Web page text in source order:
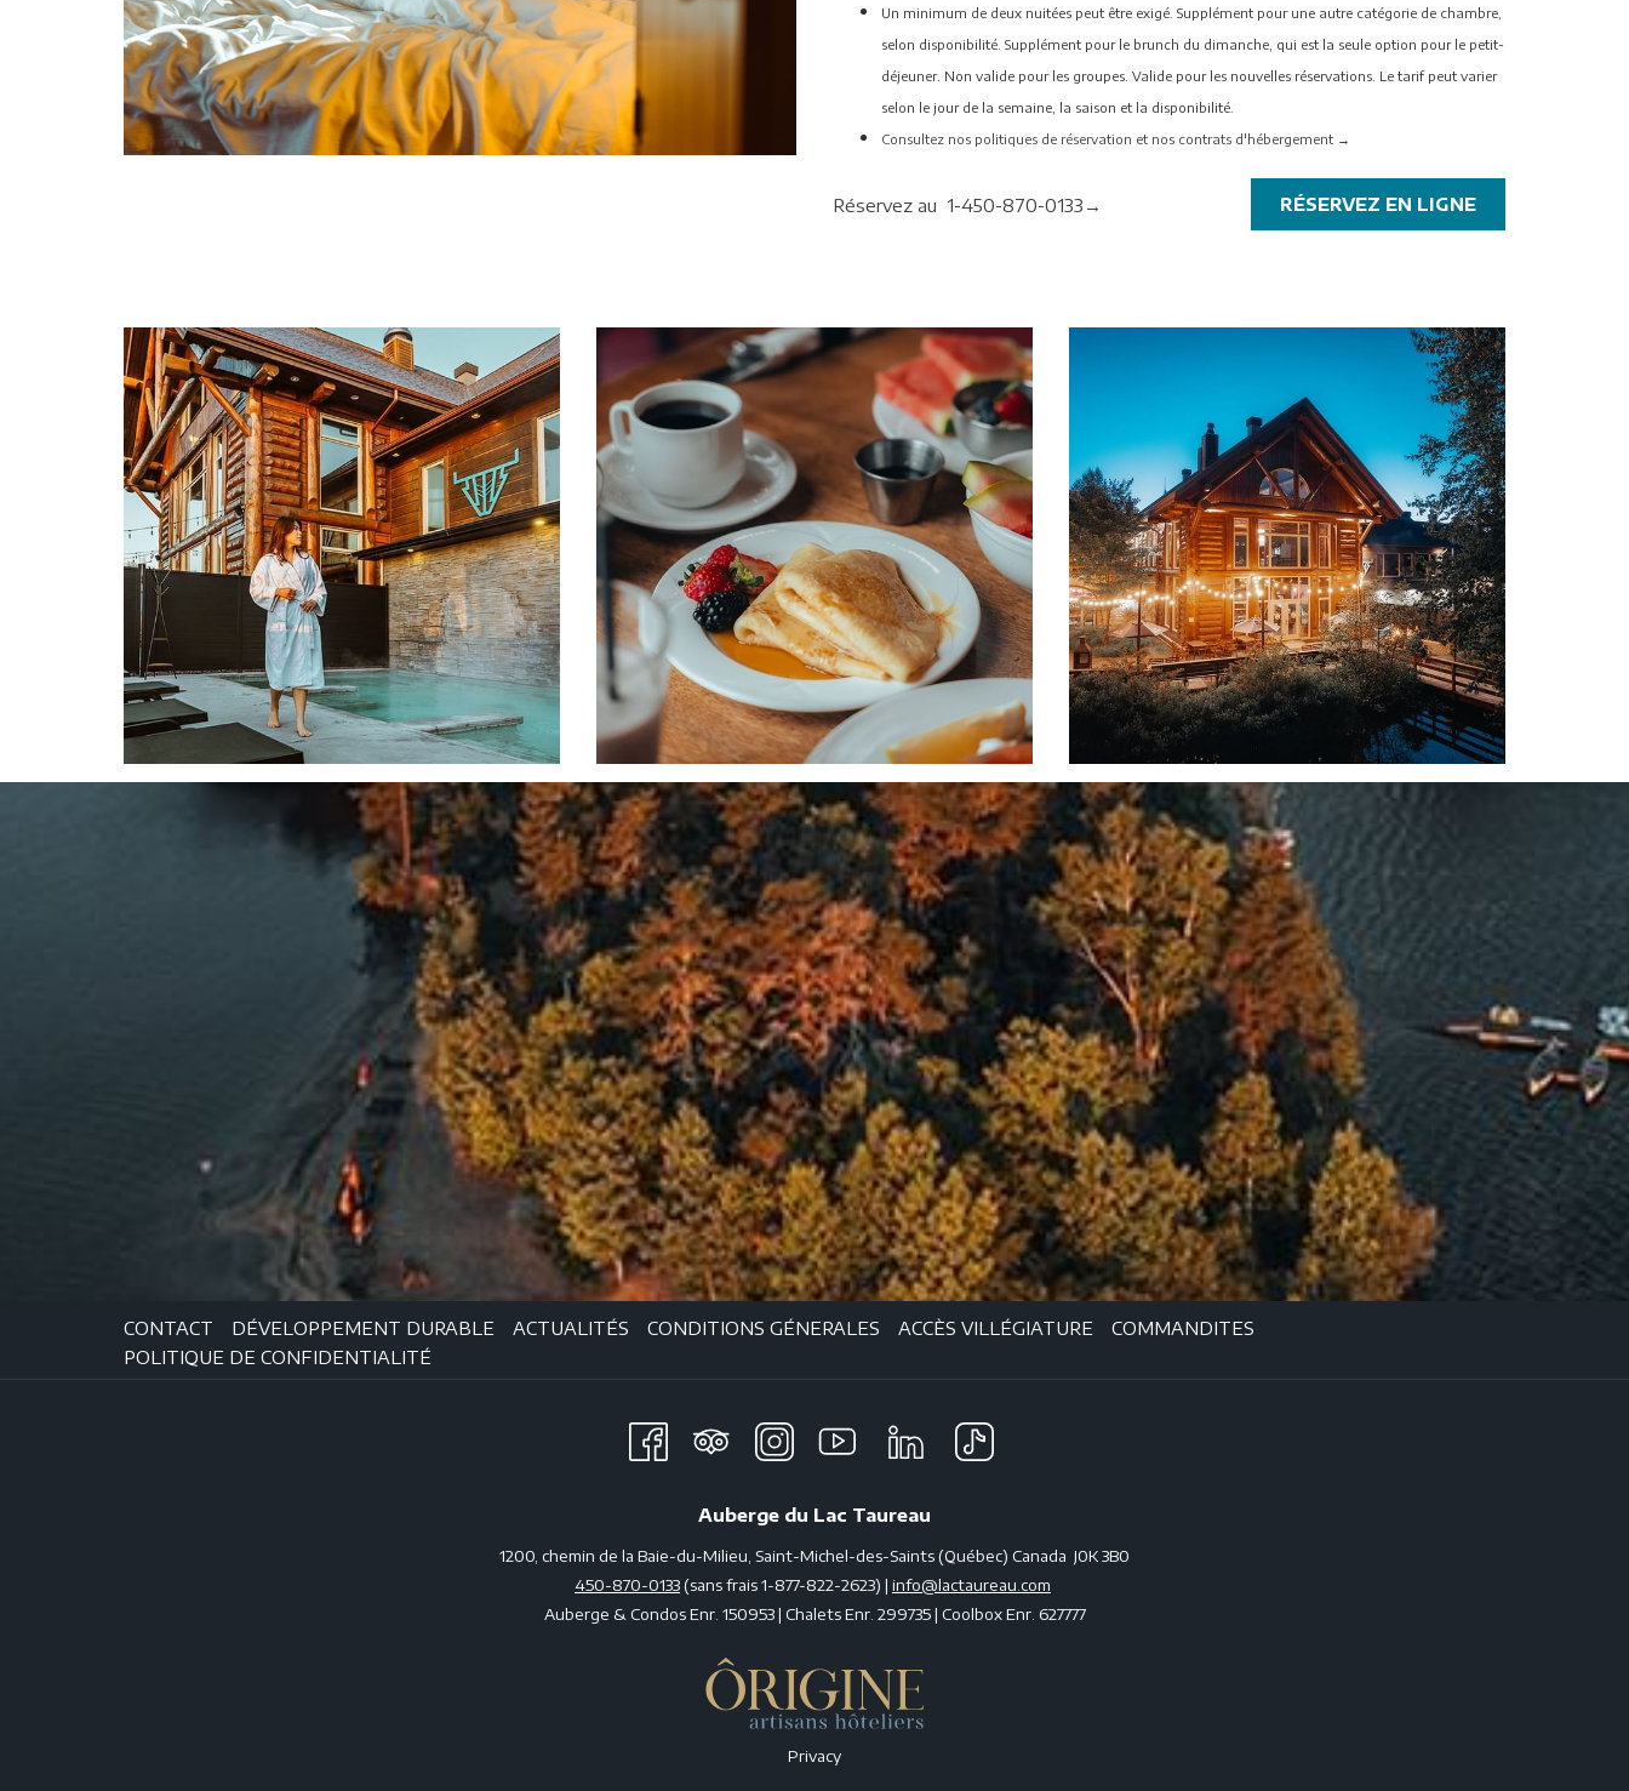
Un minimum de deux nuitées peut être exigé. Supplément pour une autre catégorie de chambre,
selon disponibilité. Supplément pour le brunch du dimanche, qui est la seule option pour le petit-
déjeuner. Non valide pour les groupes. Valide pour les nouvelles réservations. Le tarif peut varier
selon le jour de la semaine, la saison et la disponibilité.
Consultez nos politiques de réservation et nos contrats d'hébergement →
Réservez au 1-450-870-0133
Ouvrir
RÉSERVEZ EN LIGNEOUVRIR
CONTACT DÉVELOPPEMENT DURABLE ACTUALITÉS CONDITIONS GÉNERALES ACCÈS VILLÉGIATURE
COMMANDITES
POLITIQUE DE CONFIDENTIALITÉ
Auberge du Lac Taureau
1200, chemin de la Baie-du-Milieu, Saint-Michel-des-Saints (Québec) Canada J0K 3B0
450-870-0133 (sans frais 1-877-822-2623) | info@lactaureau.com
Auberge & Condos Enr. 150953 | Chalets Enr. 299735 | Coolbox Enr. 627777
Privacy